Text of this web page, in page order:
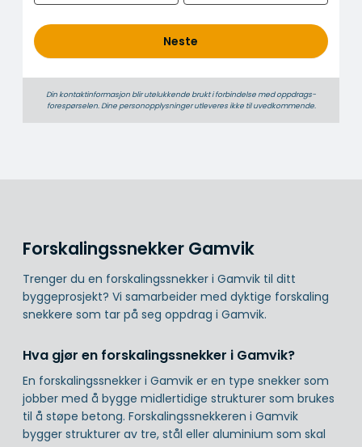
o
d
Neste
Din kontaktinformasjon blir utelukkende brukt i forbindelse med oppdrags­
forespørselen. Dine person­­opplysninger utleveres ikke til uvedkommende.
Forskalingssnekker Gamvik
Trenger du en forskalingssnekker i Gamvik til ditt
byggeprosjekt? Vi samarbeider med dyktige forskaling
snekkere som tar på seg oppdrag i Gamvik.
Hva gjør en forskalingssnekker i Gamvik?
En forskalingssnekker i Gamvik er en type snekker som
jobber med å bygge midlertidige strukturer som brukes
til å støpe betong. Forskalingssnekkeren i Gamvik
bygger strukturer av tre, stål eller aluminium som skal